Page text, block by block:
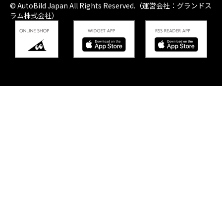
© AutoBild Japan All Rights Reserved.（運営会社：グランドス
ラム株式会社）